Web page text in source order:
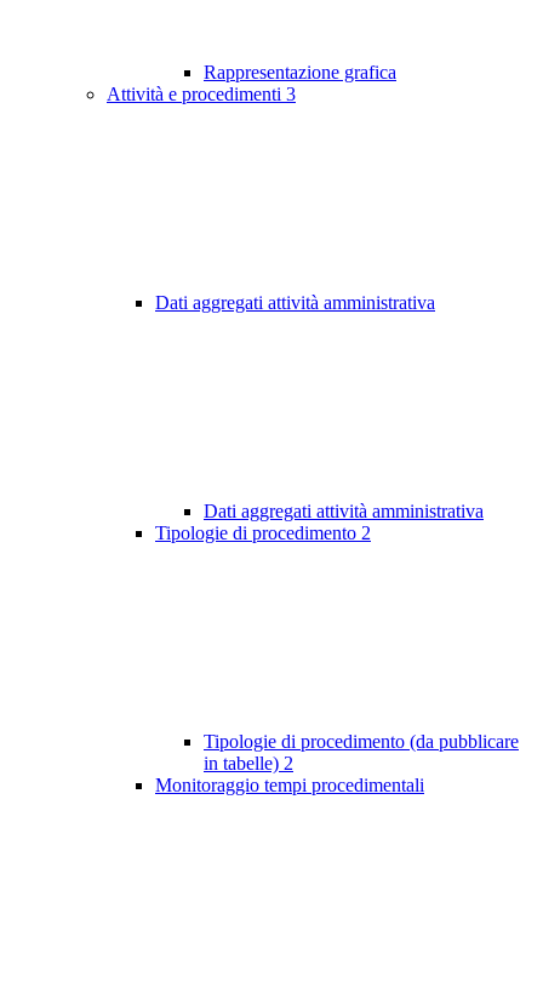
Rappresentazione grafica
Attività e procedimenti 3
Dati aggregati attività amministrativa
Dati aggregati attività amministrativa
Tipologie di procedimento 2
Tipologie di procedimento (da pubblicare
in tabelle) 2
Monitoraggio tempi procedimentali